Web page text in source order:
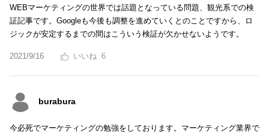
WEBマーケティングの世界では話題となっている問題、観光系での検
証記事です。Googleも今後も調整を進めていくとのことですから、ロ
ジックが安定するまでの間はこういう検証が欠かせないようです。
2021/9/16 6
burabura
今必死でマーケティングの勉強をしております。マーケティング業界で